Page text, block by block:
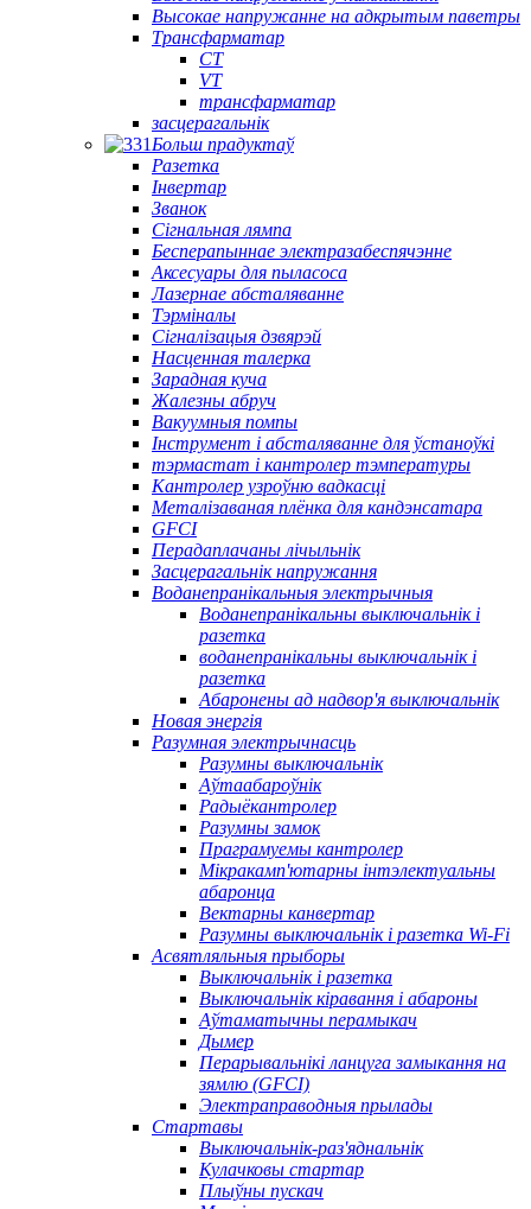
Высокае напружанне на адкрытым паветры
Трансфарматар
CT
VT
трансфарматар
засцерагальнік
Больш прадуктаў
Разетка
Інвертар
Званок
Сігнальная лямпа
Бесперапыннае электразабеспячэнне
Аксесуары для пыласоса
Лазернае абсталяванне
Тэрміналы
Сігналізацыя дзвярэй
Насценная талерка
Зарадная куча
Жалезны абруч
Вакуумныя помпы
Інструмент і абсталяванне для ўстаноўкі
тэрмастат і кантролер тэмпературы
Кантролер узроўню вадкасці
Металізаваная плёнка для кандэнсатара
GFCI
Перадаплачаны лічыльнік
Засцерагальнік напружання
Воданепранікальныя электрычныя
Воданепранікальны выключальнік і
разетка
воданепранікальны выключальнік і
разетка
Абаронены ад надвор'я выключальнік
Новая энергія
Разумная электрычнасць
Разумны выключальнік
Аўтаабароўнік
Радыёкантролер
Разумны замок
Праграмуемы кантролер
Мікракамп'ютарны інтэлектуальны
абаронца
Вектарны канвертар
Разумны выключальнік і разетка Wi-Fi
Асвятляльныя прыборы
Выключальнік і разетка
Выключальнік кіравання і абароны
Аўтаматычны перамыкач
Дымер
Перарывальнікі ланцуга замыкання на
зямлю (GFCI)
Электраправодныя прылады
Стартавы
Выключальнік-раз'яднальнік
Кулачковы стартар
Плыўны пускач